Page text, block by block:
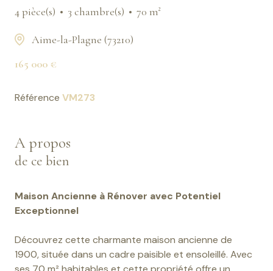
4 pièce(s)
3 chambre(s) 70 m²
Aime-la-Plagne (73210)
165 000 €
Référence VM273
A propos
de ce bien
Maison Ancienne à Rénover avec Potentiel
Exceptionnel
Découvrez cette charmante maison ancienne de
1900, située dans un cadre paisible et ensoleillé. Avec